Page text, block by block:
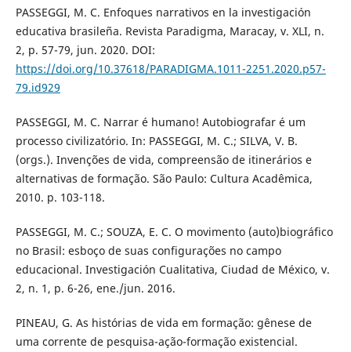
PASSEGGI, M. C. Enfoques narrativos en la investigación
educativa brasileña. Revista Paradigma, Maracay, v. XLI, n.
2, p. 57-79, jun. 2020. DOI:
https://doi.org/10.37618/PARADIGMA.1011-2251.2020.p57-
79.id929
PASSEGGI, M. C. Narrar é humano! Autobiografar é um
processo civilizatório. In: PASSEGGI, M. C.; SILVA, V. B.
(orgs.). Invenções de vida, compreensão de itinerários e
alternativas de formação. São Paulo: Cultura Acadêmica,
2010. p. 103-118.
PASSEGGI, M. C.; SOUZA, E. C. O movimento (auto)biográfico
no Brasil: esboço de suas configurações no campo
educacional. Investigación Cualitativa, Ciudad de México, v.
2, n. 1, p. 6-26, ene./jun. 2016.
PINEAU, G. As histórias de vida em formação: gênese de
uma corrente de pesquisa-ação-formação existencial.